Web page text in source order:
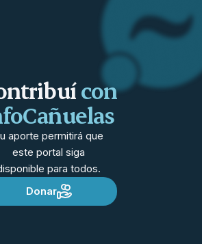
con
aporte permitirá que
este portal siga
para todos.
Donar